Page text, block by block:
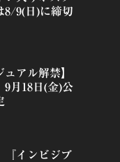
8/9(日)に締切
ュアル解禁】
9月18日(金)公
『インビジブ